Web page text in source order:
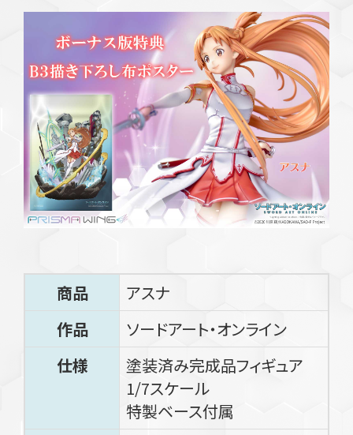
商品
アスナ
作品
ソードアート・オンライン
仕様
塗装済み完成品フィギュア
1/7スケール
特製ベース付属